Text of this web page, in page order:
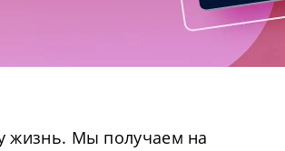
жизнь. Мы получаем на